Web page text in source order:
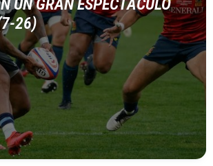
UN GRAN ESPECTÁCULO
26)